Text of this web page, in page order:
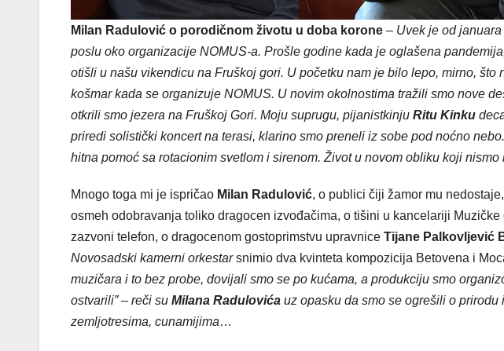
Milan Radulović o porodičnom životu u doba korone – Uvek je od
poslu oko organizacije NOMUS-a. Prošle godine kada je oglašena
otišli u našu vikendicu na Fruškoj gori. U početku nam je bilo lepo, mirno,
košmar kada se organizuje NOMUS. U novim okolnostima tražili smo nove
otkrili smo jezera na Fruškoj Gori. Moju suprugu, pijanistkinju Ritu Kinku
priredi solistički koncert na terasi, klarino smo preneli iz sobe pod noćno
hitna pomoć sa rotacionim svetlom i sirenom. Život u novom obliku koji
Mnogo toga mi je ispričao Milan Radulović, o publici čiji žamor mu
osmeh odobravanja toliko dragocen izvođačima, o tišini u kancelariji
zazvoni telefon, o dragocenom gostoprimstvu upravnice Tijane Palkovljević
Novosadski kamerni orkestarsnimio dva kvinteta kompozicija Betovena i
muzičara i to bez probe, dovijali smo se po kućama, a produkciju smo
ostvarili” – reči su Milana Radulovića uz opasku da smo se ogrešili o
zemljotresima, cunamijima…